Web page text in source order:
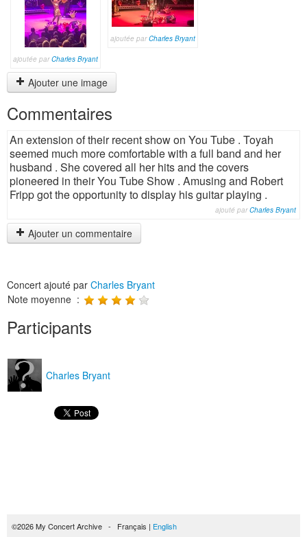
ajoutée parCharles Bryant
ajoutée parCharles Bryant
Ajouter une image
Commentaires
An extension of their recent show on You Tube . Toyah
seemed much more comfortable with a full band and her
husband . She covered all her hits and the covers
pioneered in their You Tube Show . Amusing and Robert
Fripp got the opportunity to display his guitar playing .
ajouté parCharles Bryant
Ajouter un commentaire
Concert ajouté par Charles Bryant
Note moyenne :
Participants
Charles Bryant
©2026 My Concert Archive - Français | English